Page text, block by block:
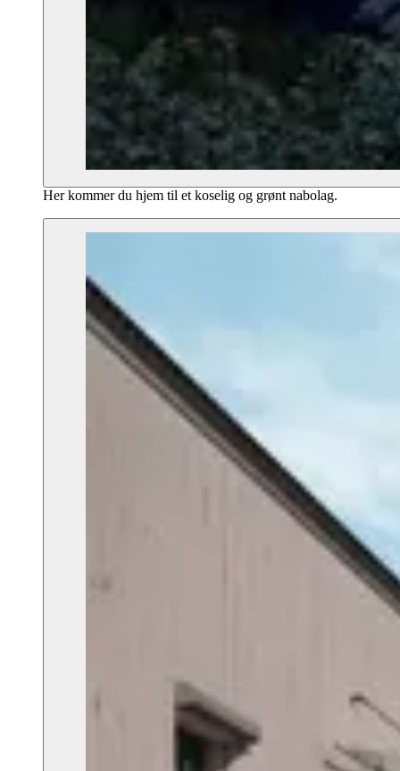
Her kommer du hjem til et koselig og grønt nabolag.